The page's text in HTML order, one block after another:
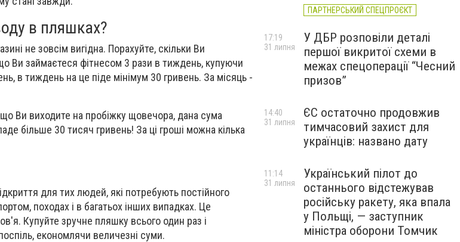
в пляшках?
не зовсім вигідна. Порахуйте, скільки Ви
Ви займаєтеся фітнесом 3 рази в тиждень, купуючи
в тиждень на це піде мінімум 30 гривень. За місяць -
Ви виходите на пробіжку щовечора, дана сума
більше 30 тисяч гривень! За ці гроші можна кілька
для тих людей, які потребують постійного
походах і в багатьох інших випадках. Це
Купуйте зручне пляшку всього один раз і
економлячи величезні суми.
ПАРТНЕРСЬКИЙ СПЕЦПРОЄКТ
У ДБР розповіли деталі
першої викритої схеми в
межах спецоперації “Чесний
призов”
17:19
31 липня
ЄС остаточно продовжив
тимчасовий захист для
українців: названо дату
14:40
31 липня
Український пілот до
останнього відстежував
російську ракету, яка впала
у Польщі, — заступник
міністра оборони Томчик
11:14
31 липня